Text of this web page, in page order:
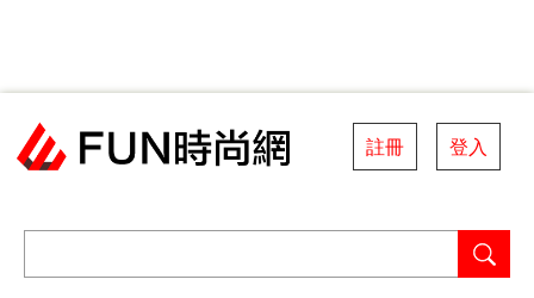
註冊 登入